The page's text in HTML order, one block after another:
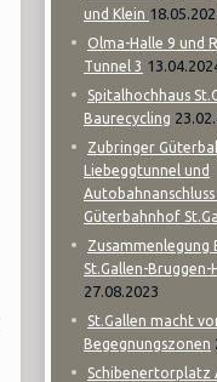
und Klein
Olma-Halle 9 und
Tunnel 3
Spitalhochhaus
Baurecycling
Zubringer
Liebeggtunnel und
Autobahnanschluss
Güterbahnhof
Zusammenlegung
St.Gallen-Bruggen-
27.08.2023
St.Gallen macht
Begegnungszonen
Schibenertorplatz